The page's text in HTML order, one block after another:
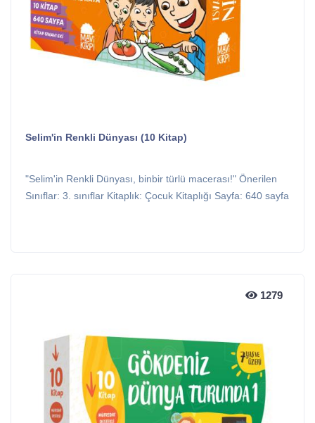
Selim'in Renkli Dünyası (10 Kitap)
"Selim'in Renkli Dünyası, binbir türlü macerası!" Önerilen
Sınıflar: 3. sınıflar Kitaplık: Çocuk Kitaplığı Sayfa: 640 sayfa
1279
1279